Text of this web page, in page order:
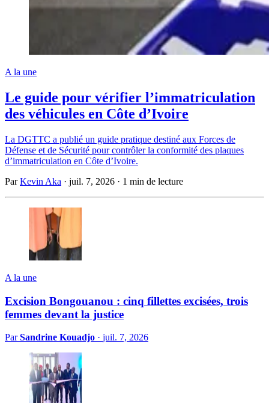
A la une
Le guide pour vérifier l’immatriculation
des véhicules en Côte d’Ivoire
La DGTTC a publié un guide pratique destiné aux Forces de
Défense et de Sécurité pour contrôler la conformité des plaques
d’immatriculation en Côte d’Ivoire.
ParKevin Aka · juil. 7, 2026 · 1 min de lecture
A la une
Excision Bongouanou : cinq fillettes excisées, trois
femmes devant la justice
ParSandrine Kouadjo · juil. 7, 2026